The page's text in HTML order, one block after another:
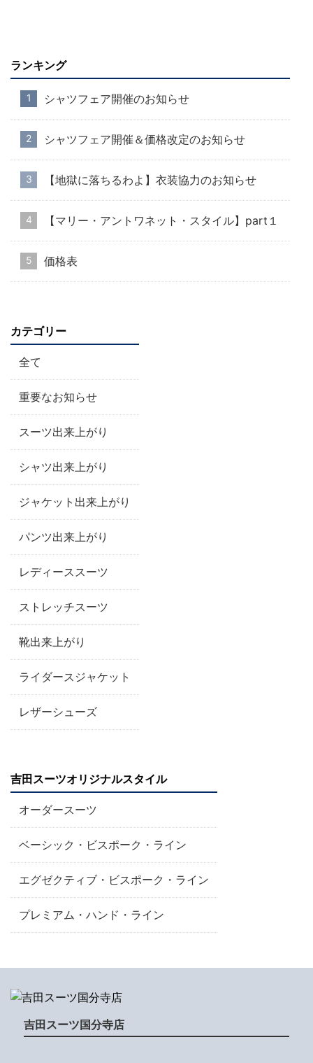
ランキング
シャツフェア開催のお知らせ
シャツフェア開催＆価格改定のお知らせ
【地獄に落ちるわよ】衣装協力のお知らせ
【マリー・アントワネット・スタイル】part１
価格表
カテゴリー
全て
重要なお知らせ
スーツ出来上がり
シャツ出来上がり
ジャケット出来上がり
パンツ出来上がり
レディーススーツ
ストレッチスーツ
靴出来上がり
ライダースジャケット
レザーシューズ
吉田スーツオリジナルスタイル
オーダースーツ
ベーシック・ビスポーク・ライン
エグゼクティブ・ビスポーク・ライン
プレミアム・ハンド・ライン
吉田スーツ国分寺店